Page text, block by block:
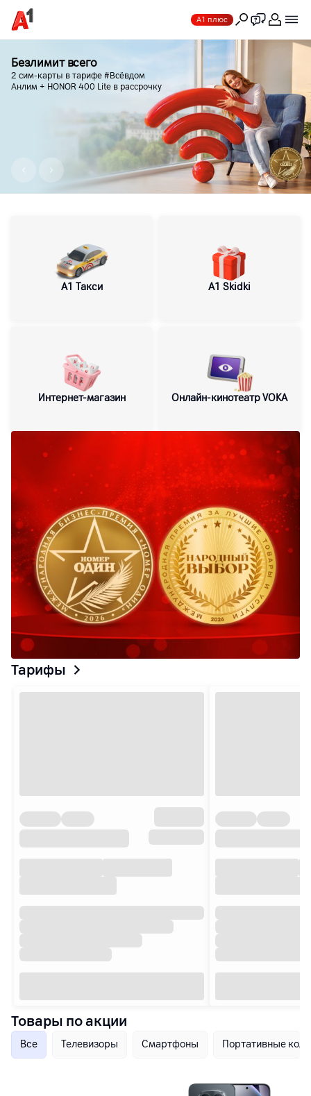
А1 плюс
Безлимит всего
2 сим-карты в тарифе #Всёвдом
Анлим + HONOR 400 Lite в рассрочку
common.prevSlide
common.prevSlide
A1 Такси A1 Skidki
Интернет-магазин Онлайн-кинотеатр VOKA
Тарифы
Товары по акции
Все Телевизоры Смартфоны Портативные